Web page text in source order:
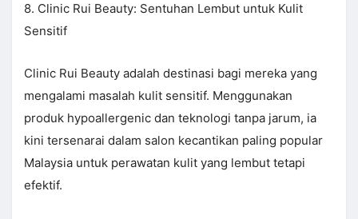
8. Clinic Rui Beauty: Sentuhan Lembut untuk Kulit
Sensitif
Clinic Rui Beauty adalah destinasi bagi mereka yang
mengalami masalah kulit sensitif. Menggunakan
produk hypoallergenic dan teknologi tanpa jarum, ia
kini tersenarai dalam salon kecantikan paling popular
Malaysia untuk perawatan kulit yang lembut tetapi
efektif.